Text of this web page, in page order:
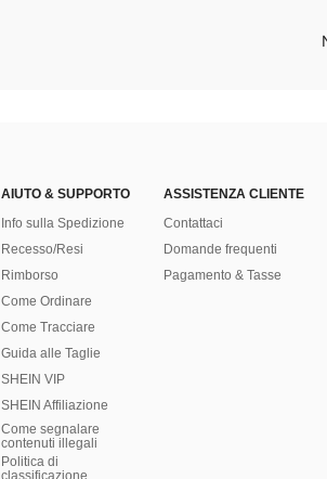
AIUTO & SUPPORTO
Info sulla Spedizione
Recesso/Resi
Rimborso
Come Ordinare
Come Tracciare
Guida alle Taglie
SHEIN VIP
SHEIN Affiliazione
Come segnalare
contenuti illegali
Politica di
classificazione
ASSISTENZA CLIENTE
Contattaci
Domande frequenti
Pagamento & Tasse